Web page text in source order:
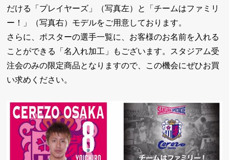
だける「プレイヤーズ」（写真左）と「チームはファミリ
ー！」（写真右）モデルをご用意しております。
さらに、ポスターの選手一覧に、お客様のお名前を入れる
ことができる「名入れ加工」もございます。スタジアム受
注会のみの限定商品となりますので、この機会にぜひお買
い求めください。